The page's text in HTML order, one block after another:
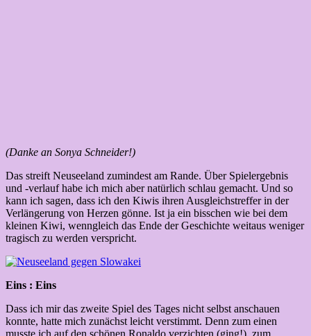
(Danke an Sonya Schneider!)
Das streift Neuseeland zumindest am Rande. Über Spielergebnis
und -verlauf habe ich mich aber natürlich schlau gemacht. Und so
kann ich sagen, dass ich den Kiwis ihren Ausgleichstreffer in der
Verlängerung von Herzen gönne. Ist ja ein bisschen wie bei dem
kleinen Kiwi, wenngleich das Ende der Geschichte weitaus weniger
tragisch zu werden verspricht.
Eins : Eins
Dass ich mir das zweite Spiel des Tages nicht selbst anschauen
konnte, hatte mich zunächst leicht verstimmt. Denn zum einen
musste ich auf den schönen Ronaldo verzichten (ging!), zum